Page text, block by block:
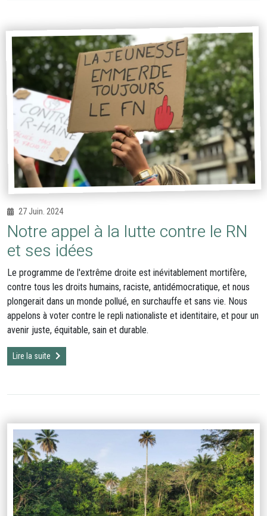
27 Juin. 2024
Notre appel à la lutte contre le RN
et ses idées
Le programme de l'extrême droite est inévitablement mortifère,
contre tous les droits humains, raciste, antidémocratique, et nous
plongerait dans un monde pollué, en surchauffe et sans vie. Nous
appelons à voter contre le repli nationaliste et identitaire, et pour un
avenir juste, équitable, sain et durable.
Lire la suite